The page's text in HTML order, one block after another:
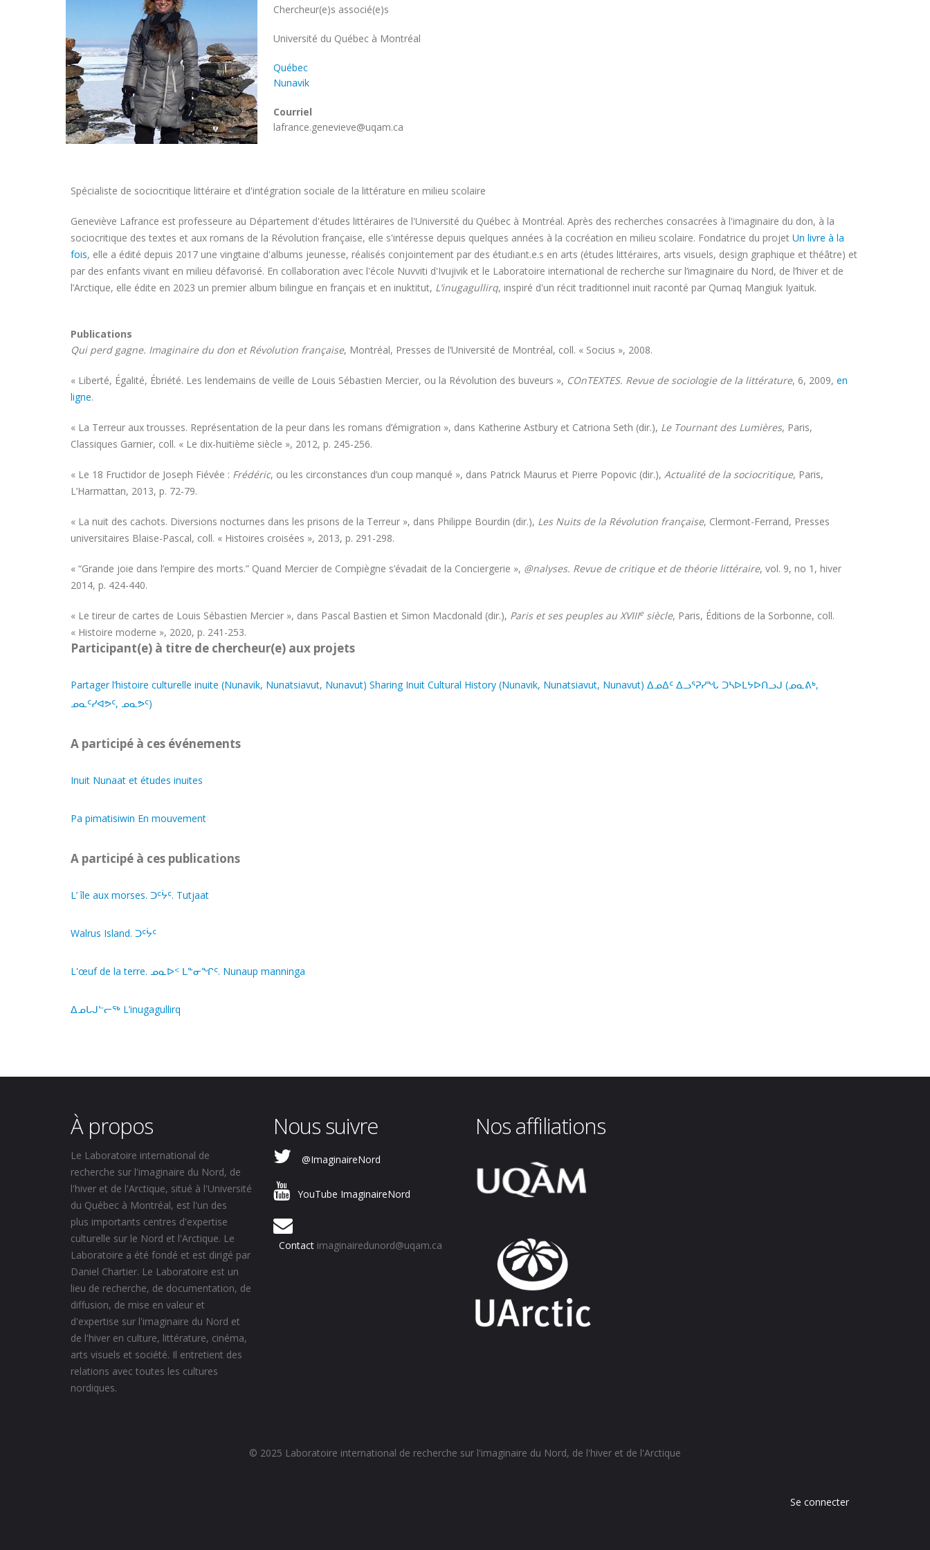
Chercheur(e)s associé(e)s
Université
Université du Québec à Montréal
Québec
Nunavik
Courriel
lafrance.genevieve@uqam.ca
Spécialiste de sociocritique littéraire et d'intégration sociale de la littérature en milieu scolaire
Geneviève Lafrance est professeure au Département d'études littéraires de l'Université du Québec à Montréal. Après des recherches consacrées à l'imaginaire du don, à la
sociocritique des textes et aux romans de la Révolution française, elle s'intéresse depuis quelques années à la cocréation en milieu scolaire. Fondatrice du projet Un livre à la
fois, elle a édité depuis 2017 une vingtaine d'albums jeunesse, réalisés conjointement par des étudiant.e.s en arts (études littéraires, arts visuels, design graphique et théâtre) et
par des enfants vivant en milieu défavorisé. En collaboration avec l'école Nuvviti d'Ivujivik et le Laboratoire international de recherche sur l’imaginaire du Nord, de l’hiver et de
l’Arctique, elle édite en 2023 un premier album bilingue en français et en inuktitut, L’inugagullirq, inspiré d'un récit traditionnel inuit raconté par Qumaq Mangiuk Iyaituk.
Publications
Qui perd gagne. Imaginaire du don et Révolution française, Montréal, Presses de l’Université de Montréal, coll. « Socius », 2008.
« Liberté, Égalité, Ébriété. Les lendemains de veille de Louis Sébastien Mercier, ou la Révolution des buveurs », COnTEXTES. Revue de sociologie de la littérature, 6, 2009, en
ligne.
« La Terreur aux trousses. Représentation de la peur dans les romans d’émigration », dans Katherine Astbury et Catriona Seth (dir.), Le Tournant des Lumières, Paris,
Classiques Garnier, coll. « Le dix-huitième siècle », 2012, p. 245-256.
« Le 18 Fructidor de Joseph Fiévée : Frédéric, ou les circonstances d’un coup manqué », dans Patrick Maurus et Pierre Popovic (dir.), Actualité de la sociocritique, Paris,
L’Harmattan, 2013, p. 72-79.
« La nuit des cachots. Diversions nocturnes dans les prisons de la Terreur », dans Philippe Bourdin (dir.), Les Nuits de la Révolution française, Clermont-Ferrand, Presses
universitaires Blaise-Pascal, coll. « Histoires croisées », 2013, p. 291-298.
« “Grande joie dans l’empire des morts.” Quand Mercier de Compiègne s’évadait de la Conciergerie », @nalyses. Revue de critique et de théorie littéraire, vol. 9, no 1, hiver
2014, p. 424-440.
« Le tireur de cartes de Louis Sébastien Mercier », dans Pascal Bastien et Simon Macdonald (dir.), Paris et ses peuples au XVIIIesiècle, Paris, Éditions de la Sorbonne, coll.
« Histoire moderne », 2020, p. 241-253.
Participant(e) à titre de chercheur(e) aux projets
Partager l’histoire culturelle inuite (Nunavik, Nunatsiavut, Nunavut) Sharing Inuit Cultural History (Nunavik, Nunatsiavut, Nunavut) ᐃᓄᐃᑦ ᐃᓗᕐᕈᓯᖓ ᑐᓴᐅᒪᔭᐅᑎᓗᒍ (ᓄᓇᕕᒃ,
ᓄᓇᑦᓯᐊᕗᑦ, ᓄᓇᕗᑦ)
A participé à ces événements
Inuit Nunaat et études inuites
Pa pimatisiwin En mouvement
A participé à ces publications
L’ île aux morses. ᑐᑦᔮᑦ. Tutjaat
Walrus Island. ᑐᑦᔮᑦ
L'œuf de la terre. ᓄᓇᐅᑉ ᒪᓐᓂᖏᑦ. Nunaup manninga
ᐃᓄᒐᒍᓪᓕᖅ L’inugagullirq
À propos
Le Laboratoire international de
recherche sur l'imaginaire du Nord, de
l'hiver et de l'Arctique, situé à l'Université
du Québec à Montréal, est l'un des
plus importants centres d'expertise
culturelle sur le Nord et l'Arctique. Le
Laboratoire a été fondé et est dirigé par
Daniel Chartier. Le Laboratoire est un
lieu de recherche, de documentation, de
diffusion, de mise en valeur et
d'expertise sur l'imaginaire du Nord et
de l'hiver en culture, littérature, cinéma,
arts visuels et société. Il entretient des
relations avec toutes les cultures
nordiques.
Nous suivre
@ImaginaireNord
YouTube ImaginaireNord
Contactimaginairedunord@uqam.ca
Nos affiliations
© 2025 Laboratoire international de recherche sur l'imaginaire du Nord, de l'hiver et de l'Arctique
Menu
Se connecter